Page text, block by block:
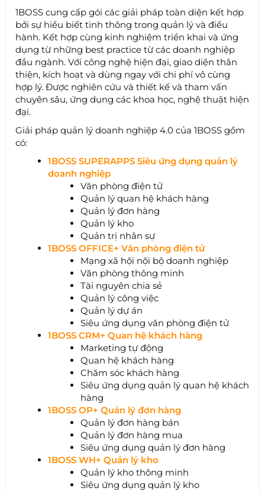
1BOSS cung cấp gói các giải pháp toàn diện kết hợp
bởi sự hiểu biết tinh thông trong quản lý và điều
hành. Kết hợp cùng kinh nghiệm triển khai và ứng
dụng từ những best practice từ các doanh nghiệp
đầu ngành. Với công nghệ hiện đại, giao diện thân
thiện, kích hoạt và dùng ngay với chi phí vô cùng
hợp lý. Được nghiên cứu và thiết kế và tham vấn
chuyên sâu, ứng dụng các khoa học, nghệ thuật hiện
đại.
Giải pháp quản lý doanh nghiệp 4.0 của 1BOSS gồm
có:
1BOSS SUPERAPPS Siêu ứng dụng quản lý
doanh nghiệp
Văn phòng điện tử
Quản lý quan hệ khách hàng
Quản lý đơn hàng
Quản lý kho
Quản trị nhân sự
1BOSS OFFICE+ Văn phòng điện tử
Mạng xã hội nội bộ doanh nghiệp
Văn phòng thông minh
Tài nguyên chia sẻ
Quản lý công việc
Quản lý dự án
Siêu ứng dụng văn phòng điện tử
1BOSS CRM+ Quan hệ khách hàng
Marketing tự động
Quan hệ khách hàng
Chăm sóc khách hàng
Siêu ứng dụng quản lý quan hệ khách
hàng
1BOSS OP+ Quản lý đơn hàng
Quản lý đơn hàng bán
Quản lý đơn hàng mua
Siêu ứng dụng quản lý đơn hàng
1BOSS WH+ Quản lý kho
Quản lý kho thông minh
Siêu ứng dụng quản lý kho